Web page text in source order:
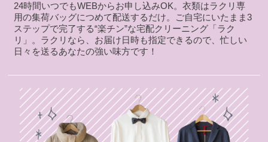
24時間いつでもWEBからお申し込みOK。衣類はラクリ専
用の集荷バッグにつめて配送するだけ。ご自宅にいたまま3
ステップで完了する“楽チン”な宅配クリーニング「ラク
リ」。ラクリなら、お届け日時も指定できるので、忙しい
日々を送るあなたの強い味方です！